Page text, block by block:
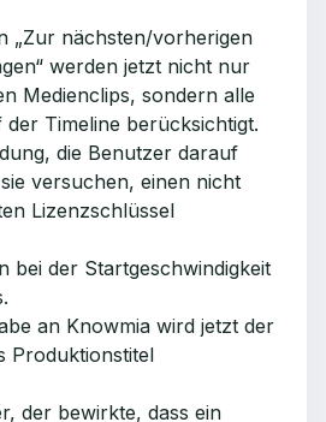
„Zur nächsten/vorherigen
werden jetzt nicht nur
Medienclips, sondern alle
der Timeline berücksichtigt.
die Benutzer darauf
versuchen, einen nicht
Lizenzschlüssel
bei der Startgeschwindigkeit
an Knowmia wird jetzt der
Produktionstitel
der bewirkte, dass ein